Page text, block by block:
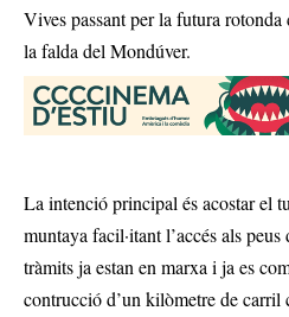
Vives passant per la futura
la falda del Mondúver.
La intenció principal és acostar el
muntaya facil·itant l’accés als
tràmits ja estan en marxa i ja es
contrucció d’un kilòmetre de carril